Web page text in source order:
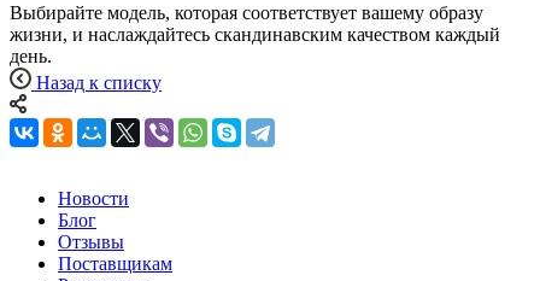
Выбирайте модель, которая соответствует вашему образу
жизни, и наслаждайтесь скандинавским качеством каждый
день.
Назад к списку
Новости
Блог
Отзывы
Поставщикам